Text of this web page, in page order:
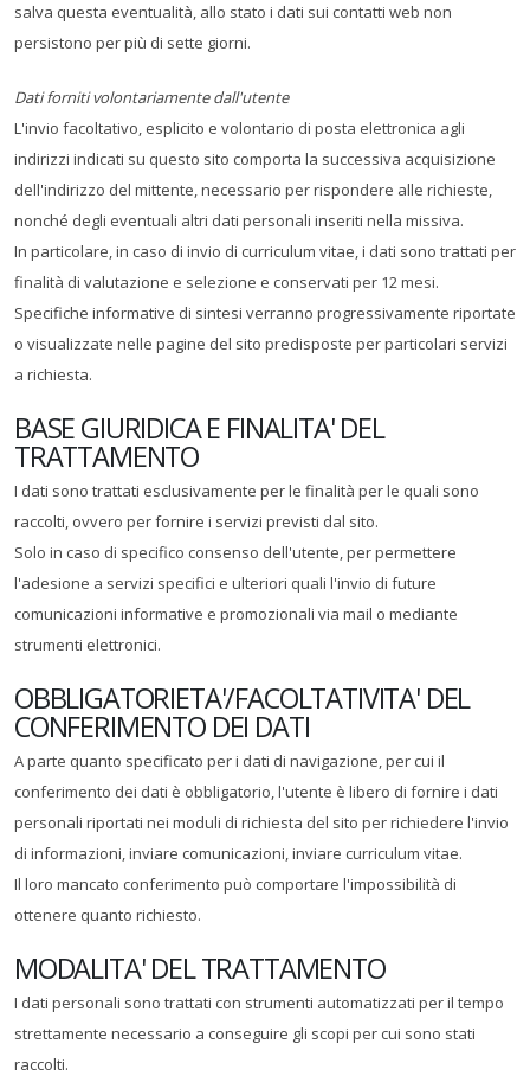
salva questa eventualità, allo stato i dati sui contatti web non
persistono per più di sette giorni.
Dati forniti volontariamente dall'utente
L'invio facoltativo, esplicito e volontario di posta elettronica agli
indirizzi indicati su questo sito comporta la successiva acquisizione
dell'indirizzo del mittente, necessario per rispondere alle richieste,
nonché degli eventuali altri dati personali inseriti nella missiva.
In particolare, in caso di invio di curriculum vitae, i dati sono trattati per
finalità di valutazione e selezione e conservati per 12 mesi.
Specifiche informative di sintesi verranno progressivamente riportate
o visualizzate nelle pagine del sito predisposte per particolari servizi
a richiesta.
BASE GIURIDICA E FINALITA' DEL
TRATTAMENTO
I dati sono trattati esclusivamente per le finalità per le quali sono
raccolti, ovvero per fornire i servizi previsti dal sito.
Solo in caso di specifico consenso dell'utente, per permettere
l'adesione a servizi specifici e ulteriori quali l'invio di future
comunicazioni informative e promozionali via mail o mediante
strumenti elettronici.
OBBLIGATORIETA'/FACOLTATIVITA' DEL
CONFERIMENTO DEI DATI
A parte quanto specificato per i dati di navigazione, per cui il
conferimento dei dati è obbligatorio, l'utente è libero di fornire i dati
personali riportati nei moduli di richiesta del sito per richiedere l'invio
di informazioni, inviare comunicazioni, inviare curriculum vitae.
Il loro mancato conferimento può comportare l'impossibilità di
ottenere quanto richiesto.
MODALITA' DEL TRATTAMENTO
I dati personali sono trattati con strumenti automatizzati per il tempo
strettamente necessario a conseguire gli scopi per cui sono stati
raccolti.